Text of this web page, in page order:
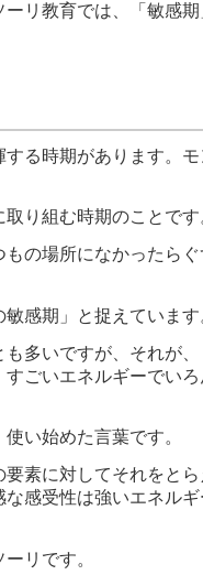
リ教育では、「敏感
る時期があります。モ
り組む時期のことです
の場所になかったらぐ
感期」と捉えています
多いですが、それが
ごいエネルギーでいろ
い始めた言葉です。
素に対してそれをと
感受性は強いエネルギ
リです。